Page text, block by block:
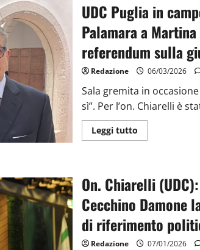
UDC Puglia in
Palamara a
referendum sulla
Redazione 06/03/2026
Sala gremita in
sì”. Per l’on. Chiarelli è
Leggi tutto
On. Chiarelli
Cecchino Damone
di riferimento
Redazione 07/01/2026